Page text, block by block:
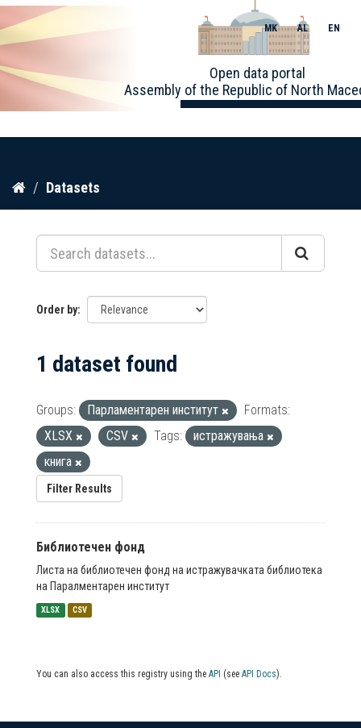
Skip
content
Open data portal
Assembly of the Republic of North
MK AL EN
Datasets
Order by
1 dataset found
Groups: Парламентарен институт
Formats:
XLSX
CSV Tags:
истражувања
книга
Filter Results
Библиотечен фонд
Листа на библиотечен фонд на истражувачката библиотека
на Паралментарен институт
XLSX CSV
You can also access this registry using the API (see API Docs).